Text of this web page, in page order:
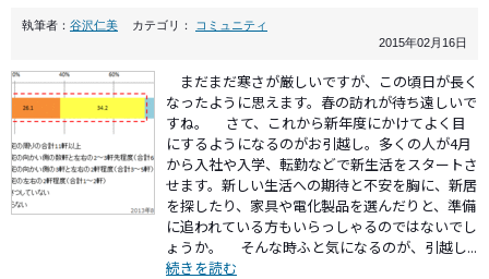
執筆者： 谷沢仁美 カテゴリ：
コミュニティ
2015年02月16日
まだまだ寒さが厳しいですが、この頃日が長く
なったように思えます。春の訪れが待ち遠しいで
すね。 さて、これから新年度にかけてよく目
にするようになるのがお引越し。多くの人が4月
から入社や入学、転勤などで新生活をスタートさ
せます。新しい生活への期待と不安を胸に、新居
を探したり、家具や電化製品を選んだりと、準備
に追われている方もいらっしゃるのではないでし
ょうか。 そんな時ふと気になるのが、引越し...
続きを読む